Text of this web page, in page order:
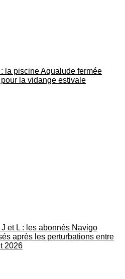
la piscine Aqualude fermée
pour la vidange estivale
et L : les abonnés Navigo
après les perturbations entre
2026